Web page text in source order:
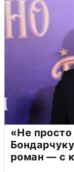
«Не
роман — с